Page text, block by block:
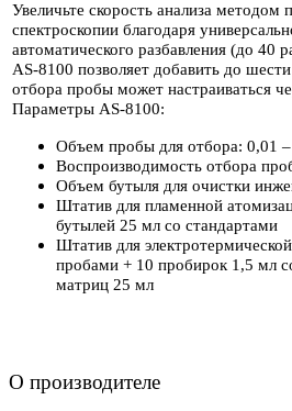
Увеличьте скорость анализа
спектроскопии благодаря
автоматического разбавления (до 40
AS-8100 позволяет добавить до
отбора пробы может настраиваться
Параметры AS-8100:
Объем пробы для отбора: 0,01
Воспроизводимость отбора
Объем бутыля для очистки
Штатив для пламенной
бутылей 25 мл со стандартами
Штатив для
пробами + 10 пробирок 1,5 мл
матриц 25 мл
О производителе